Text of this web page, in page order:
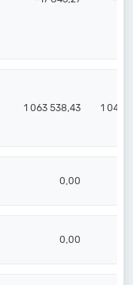
1 063 538,43 1 043
0,00
0,00